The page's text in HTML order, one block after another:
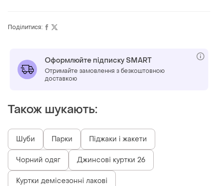
Поділитися:
Оформлюйте підписку SMART
Отримайте замовлення з безкоштовною
доставкою
Також шукають:
Шуби Парки Піджаки і жакети
Чорний одяг Джинсові куртки 26
Куртки демісезонні лакові